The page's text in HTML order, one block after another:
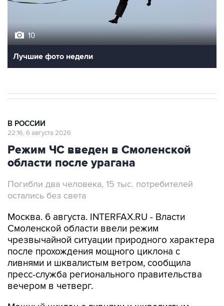
10
Лучшие фото недели
В РОССИИ
22:16, 6 августа 2026
Режим ЧС введен в Смоленской
области после урагана
Погибли два человека, 15 тыс. потребителей
остались без света
Москва. 6 августа. INTERFAX.RU - Власти
Смоленской области ввели режим
чрезвычайной ситуации природного характера
после прохождения мощного циклона с
ливнями и шквалистым ветром, сообщила
пресс-служба регионального правительства
вечером в четверг.